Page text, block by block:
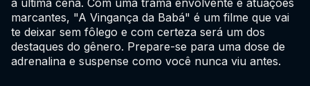
a última cena. Com uma trama envolvente e atuações
marcantes, "A Vingança da Babá" é um filme que vai
te deixar sem fôlego e com certeza será um dos
destaques do gênero. Prepare-se para uma dose de
adrenalina e suspense como você nunca viu antes.